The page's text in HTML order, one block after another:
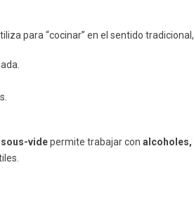
para “cocinar” en el sentido
sous-videpermite trabajar con alcoholes,